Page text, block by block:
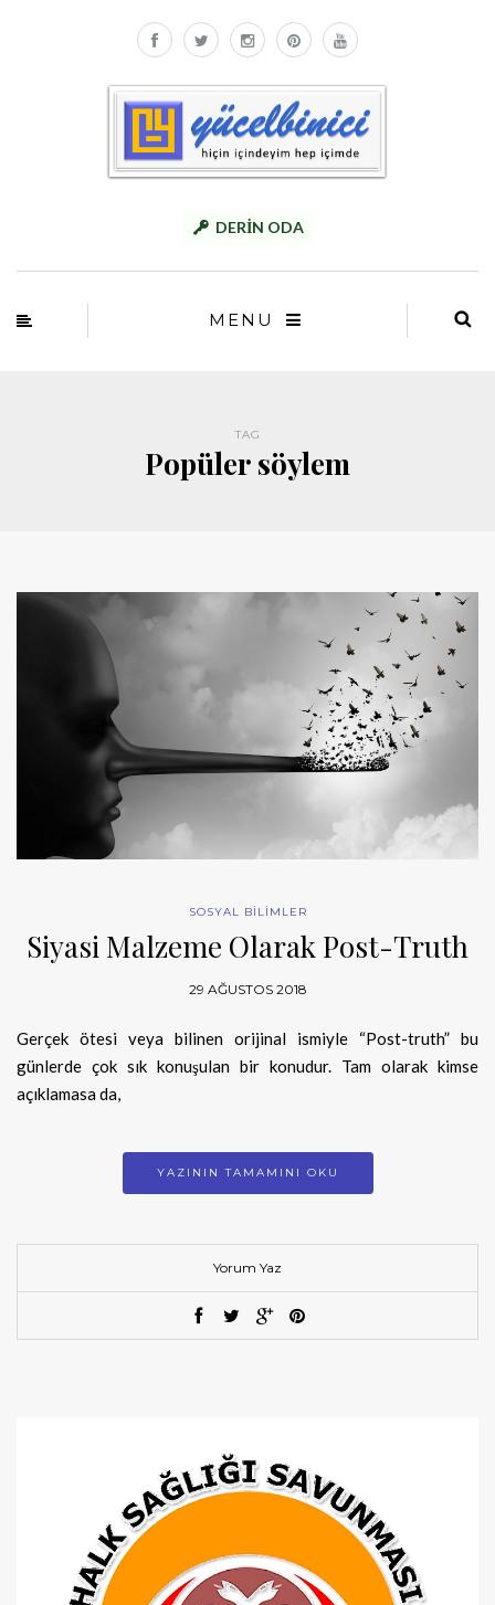
DERİN ODA
MENU
TAG
Popüler söylem
SOSYAL BİLİMLER
Siyasi Malzeme Olarak Post-Truth
29 AĞUSTOS 2018
Gerçek ötesi veya bilinen orijinal ismiyle “Post-truth” bu
günlerde çok sık konuşulan bir konudur. Tam olarak kimse
açıklamasa da,
YAZININ TAMAMINI OKU
Yorum Yaz